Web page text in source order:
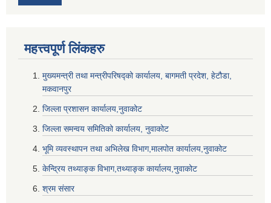
महत्त्वपूर्ण लि‌ंकहरु
मुख्यमन्त्री तथा मन्त्रीपरिषद्को कार्यालय, बागमती प्रदेश, हेटौडा,
मकवानपुर
जिल्ला प्रशासन कार्यालय,नुवाकोट
जिल्ला समन्वय समितिको कार्यालय, नुवाकोट
भूमि व्यवस्थापन तथा अभिलेख विभाग,मालपोत कार्यालय,नुवाकोट
केन्द्रिय तथ्याङ्क विभाग,तथ्याङ्क कार्यालय,नुवाकोट
श्रम संसार